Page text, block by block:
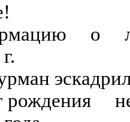
о
рождения не